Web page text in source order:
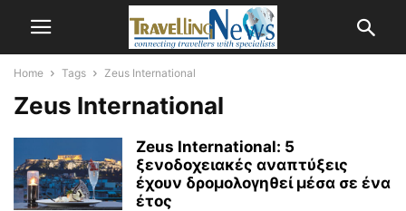
Home Tags Zeus International
Zeus International
Zeus International: 5
ξενοδοχειακές αναπτύξεις
έχουν δρομολογηθεί μέσα σε ένα
έτος